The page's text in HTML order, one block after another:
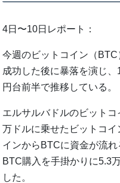
4日〜10日レポート：
今週のビットコイン（
成功した後に暴落を演じ
円台前半で推移している。
エルサルバドルのビット
万ドルに乗せたビットコ
インからBTCに資金が流
BTC購入を手掛かりに5.3
した。